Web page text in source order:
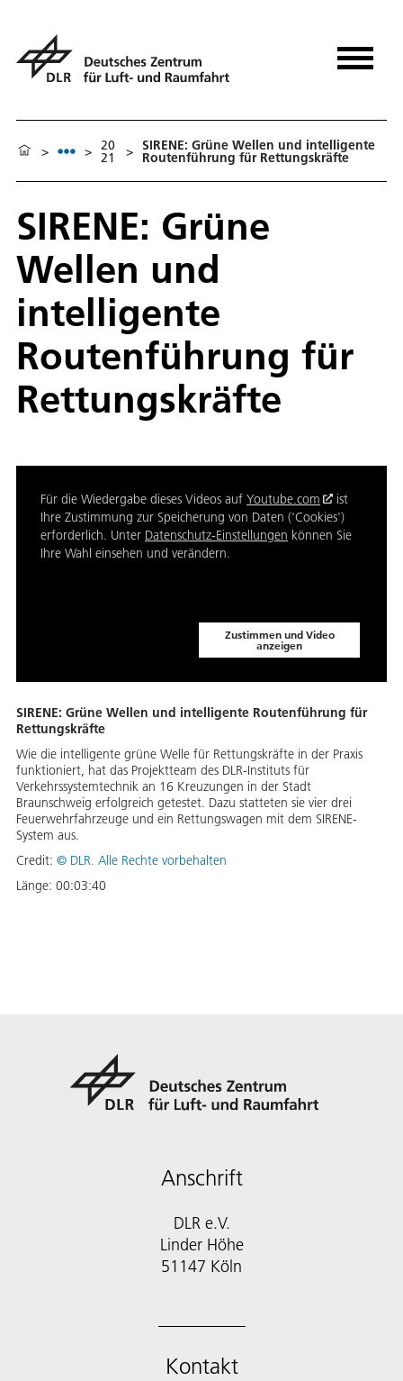
> > 20
21 > SIRENE: Grüne Wellen und intelligente
Routenführung für Rettungskräfte
SIRENE: Grüne
Wellen und
intelligente
Routenführung für
Rettungskräfte
Für die Wiedergabe dieses Videos auf Youtube.com
ist
Ihre Zustimmung zur Speicherung von Daten ('Cookies')
erforderlich. Unter Datenschutz-Einstellungen können Sie
Ihre Wahl einsehen und verändern.
Zustimmen und Video
anzeigen
SIRENE: Grüne Wellen und intelligente Routenführung für
Rettungskräfte
Wie die intelligente grüne Welle für Rettungskräfte in der Praxis
funktioniert, hat das Projektteam des DLR-Instituts für
Verkehrssystemtechnik an 16 Kreuzungen in der Stadt
Braunschweig erfolgreich getestet. Dazu statteten sie vier drei
Feuerwehrfahrzeuge und ein Rettungswagen mit dem SIRENE-
System aus.
Credit: © DLR. Alle Rechte vorbehalten
Länge: 00:03:40
Anschrift
DLR e.V.
Linder Höhe
51147 Köln
Kontakt